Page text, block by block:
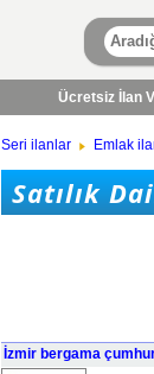
Ücretsiz İlan
Seri ilanlar Emlak
Satılık
İzmir bergama